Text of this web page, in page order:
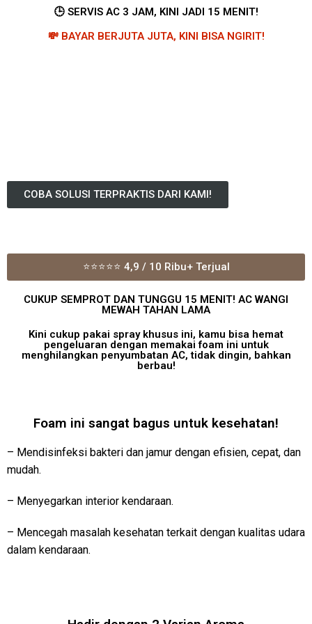
🕒 SERVIS AC 3 JAM, KINI JADI 15 MENIT!
💸 BAYAR BERJUTA JUTA, KINI BISA NGIRIT!
COBA SOLUSI TERPRAKTIS DARI KAMI!
⭐⭐⭐⭐⭐ 4,9 / 10 Ribu+ Terjual
CUKUP SEMPROT DAN TUNGGU 15 MENIT! AC WANGI
MEWAH TAHAN LAMA
Kini cukup pakai spray khusus ini, kamu bisa hemat
pengeluaran dengan memakai foam ini untuk
menghilangkan penyumbatan AC, tidak dingin, bahkan
berbau!
Foam ini sangat bagus untuk kesehatan!
– Mendisinfeksi bakteri dan jamur dengan efisien, cepat, dan
mudah.
– Menyegarkan interior kendaraan.
– Mencegah masalah kesehatan terkait dengan kualitas udara
dalam kendaraan.